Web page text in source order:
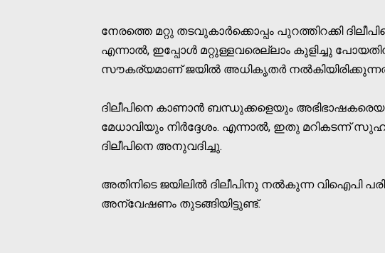
നേരത്തെ മറ്റു തടവുകാര്‍ക്കൊപ്പം പുറത്തിറക്കി
എന്നാല്‍, ഇപ്പോള്‍ മറ്റുള്ളവരെല്ലാം കുളിച്ചു
സൗകര്യമാണ് ജയില്‍ അധികൃതര്‍
ദിലീപിനെ കാണാന്‍ ബന്ധുക്കളെയും
മേധാവിയും നിര്‍ദ്ദേശം. എന്നാല്‍, ഇതു മറികടന്ന്
ദിലീപിനെ അനുവദിച്ചു.
അതിനിടെ ജയിലില്‍ ദിലീപിനു നല്‍കുന്ന വിഐപി
അന്വേഷണം തുടങ്ങിയിട്ടുണ്ട്.